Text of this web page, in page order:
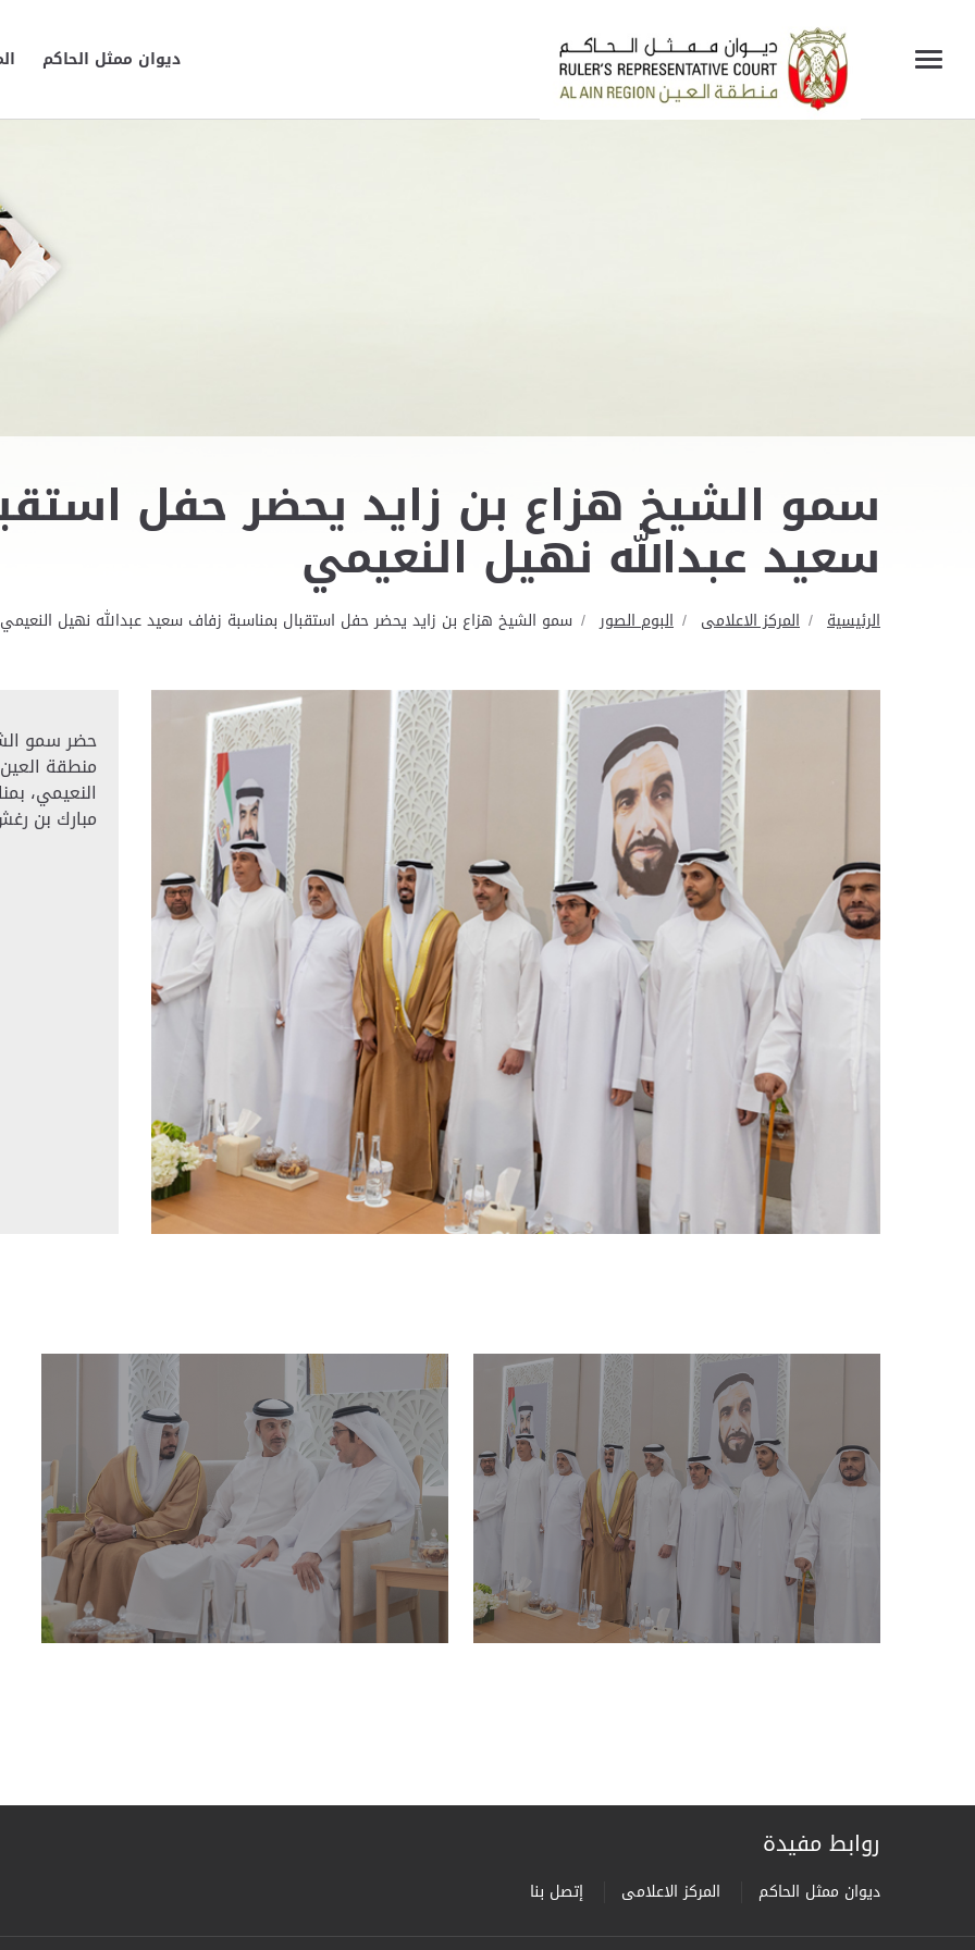
ديوان ممثل الحاكم
سمو الشيخ هزاع بن زايد يحضر حفل
سعيد عبدالله نهيل النعيمي
الرئيسية المركز الاعلامى البوم الصور سمو الشيخ هزاع بن زايد يحضر حفل استقبال بمناسبة زفاف سعيد عبدالله نهيل النعيمي
حضر سمو
منطقة
النعيمي،
مبارك بن
روابط مفيدة
ديوان ممثل الحاكم المركز الاعلامى إتصل بنا